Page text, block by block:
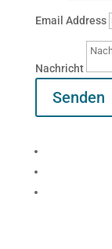
Email Address
Nachricht
Senden